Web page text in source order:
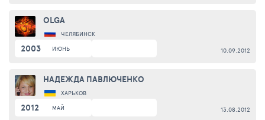
OLGA
ЧЕЛЯБИНСК
2003 ИЮНЬ 10.09.2012
НАДЕЖДА ПАВЛЮЧЕНКО
ХАРЬКОВ
2012 МАЙ 13.08.2012